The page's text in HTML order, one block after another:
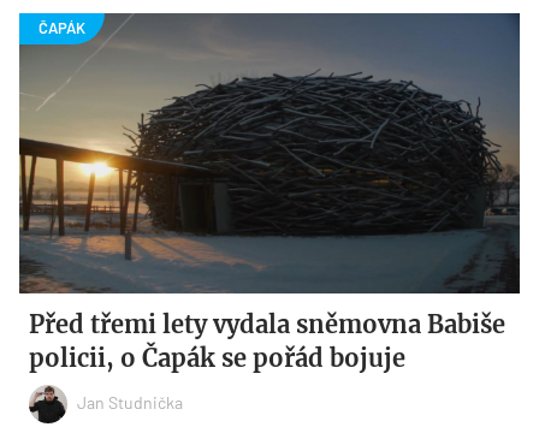
Před třemi lety vydala sněmovna Babiše
policii, o Čapák se pořád bojuje
Jan Studnička